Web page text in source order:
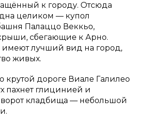
к городу. Отсюда
целиком — купол
Палаццо Веккьо,
сбегающие к Арно.
имеют лучший вид на город,
живых.
крутой дороге Виале Галилео
пахнет глицинией и
кладбища — небольшой